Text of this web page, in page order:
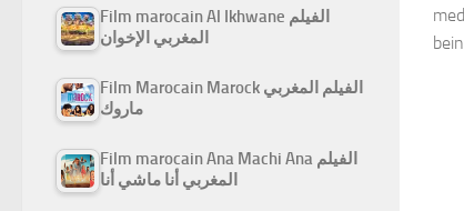
Film marocain Al Ikhwane الفيلم
المغربي الإخوان
Film Marocain Marock الفيلم المغربي
ماروك
Film marocain Ana Machi Ana الفيلم
المغربي أنا ماشي أنا